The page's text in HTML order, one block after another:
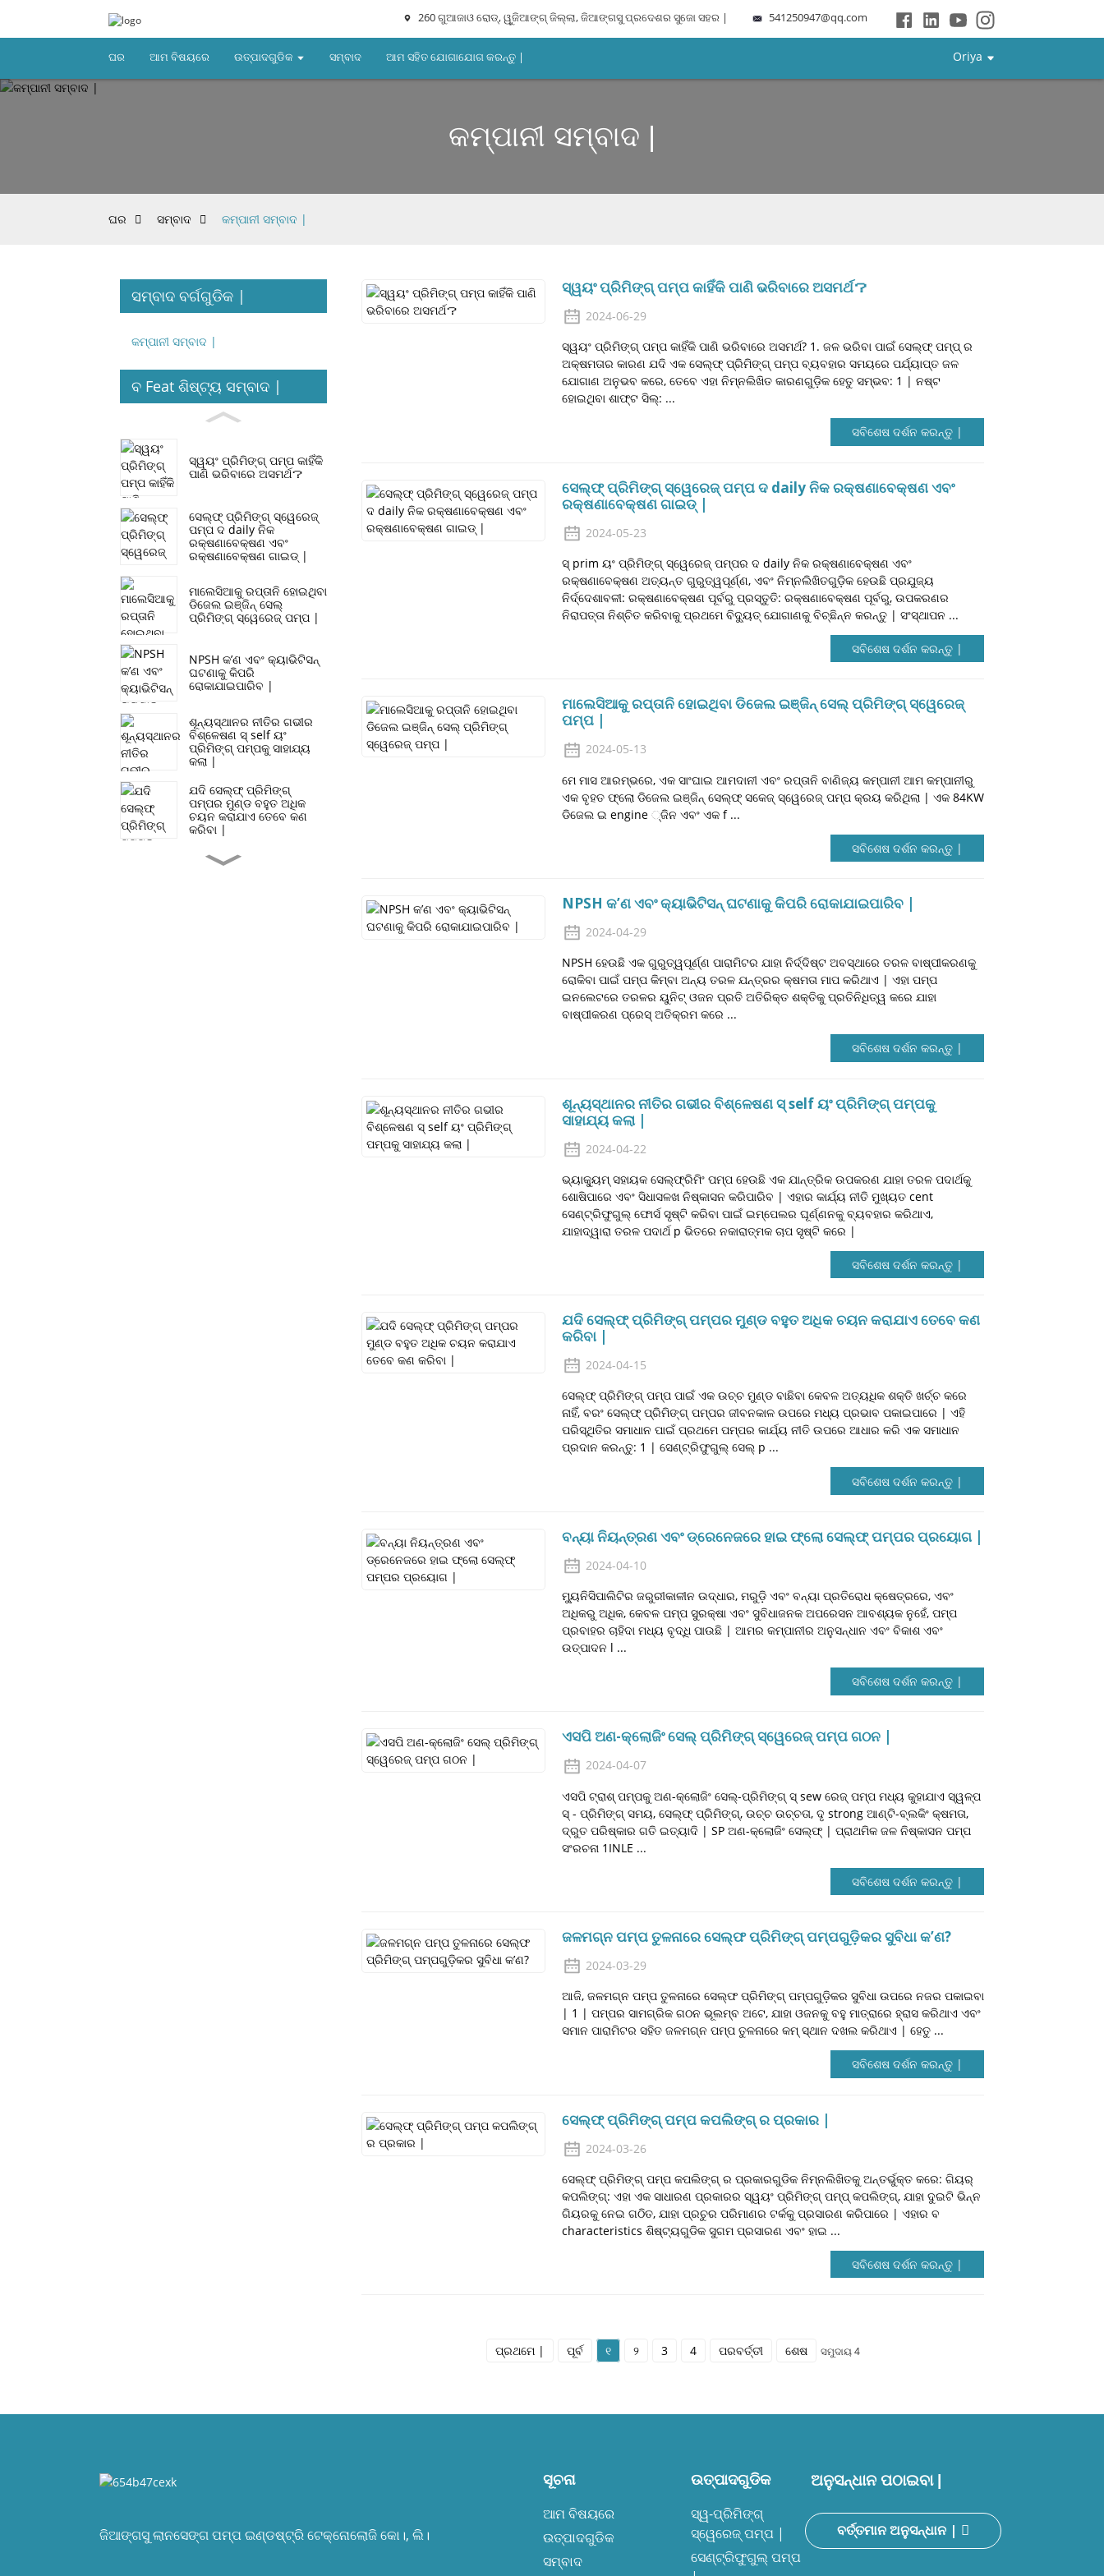
260 ଗୁଆଜାଓ ରୋଡ୍, ୱୁଜିଆଙ୍ଗ୍ ଜିଲ୍ଲା, ଜିଆଙ୍ଗସୁ ପ୍ରଦେଶର ସୁଜୋ ସହର | 541250947@qq.com
ଘର ଆମ ବିଷୟରେ ଉତ୍ପାଦଗୁଡିକ ସମ୍ବାଦ ଆମ ସହିତ ଯୋଗାଯୋଗ କରନ୍ତୁ | Oriya
କମ୍ପାନୀ ସମ୍ବାଦ |
ଘର ସମ୍ବାଦ କମ୍ପାନୀ ସମ୍ବାଦ |
ସମ୍ବାଦ ବର୍ଗଗୁଡିକ |
କମ୍ପାନୀ ସମ୍ବାଦ |
ବ Feat ଶିଷ୍ଟ୍ୟ ସମ୍ବାଦ |
ସ୍ୱୟଂ ପ୍ରିମିଙ୍ଗ୍ ପମ୍ପ କାହିଁକି
ପାଣି ଭରିବାରେ ଅସମର୍ଥ？
ସେଲ୍ଫ୍ ପ୍ରିମିଙ୍ଗ୍ ସ୍ୱେରେଜ୍
ପମ୍ପ ଦ daily ନିକ
ରକ୍ଷଣାବେକ୍ଷଣ ଏବଂ
ରକ୍ଷଣାବେକ୍ଷଣ ଗାଇଡ୍ |
ମାଲେସିଆକୁ ରପ୍ତାନି ହୋଇଥିବା
ଡିଜେଲ ଇଞ୍ଜିନ୍ ସେଲ୍
ପ୍ରିମିଙ୍ଗ୍ ସ୍ୱେରେଜ୍ ପମ୍ପ |
NPSH କ’ଣ ଏବଂ କ୍ୟାଭିଟିସନ୍
ଘଟଣାକୁ କିପରି
ରୋକାଯାଇପାରିବ |
ଶୂନ୍ୟସ୍ଥାନର ନୀତିର ଗଭୀର
ବିଶ୍ଳେଷଣ ସ୍ self ୟଂ
ପ୍ରିମିଙ୍ଗ୍ ପମ୍ପକୁ ସାହାଯ୍ୟ
କଲା |
ଯଦି ସେଲ୍ଫ୍ ପ୍ରିମିଙ୍ଗ୍
ପମ୍ପର ମୁଣ୍ଡ ବହୁତ ଅଧିକ
ଚୟନ କରାଯାଏ ତେବେ କଣ
କରିବା |
ବନ୍ୟା ନିୟନ୍ତ୍ରଣ ଏବଂ
ସ୍ୱୟଂ ପ୍ରିମିଙ୍ଗ୍ ପମ୍ପ କାହିଁକି ପାଣି ଭରିବାରେ ଅସମର୍ଥ？
2024-06-29
ସ୍ୱୟଂ ପ୍ରିମିଙ୍ଗ୍ ପମ୍ପ କାହିଁକି ପାଣି ଭରିବାରେ ଅସମର୍ଥ? 1. ଜଳ ଭରିବା ପାଇଁ ସେଲ୍ଫ୍ ପମ୍ପ୍ ର
ଅକ୍ଷମତାର କାରଣ ଯଦି ଏକ ସେଲ୍ଫ୍ ପ୍ରିମିଙ୍ଗ୍ ପମ୍ପ ବ୍ୟବହାର ସମୟରେ ପର୍ଯ୍ୟାପ୍ତ ଜଳ
ଯୋଗାଣ ଅନୁଭବ କରେ, ତେବେ ଏହା ନିମ୍ନଲିଖିତ କାରଣଗୁଡ଼ିକ ହେତୁ ସମ୍ଭବ: 1 | ନଷ୍ଟ
ହୋଇଥିବା ଶାଫ୍ଟ ସିଲ୍: ...
ସବିଶେଷ ଦର୍ଶନ କରନ୍ତୁ |
ସେଲ୍ଫ୍ ପ୍ରିମିଙ୍ଗ୍ ସ୍ୱେରେଜ୍ ପମ୍ପ ଦ daily ନିକ ରକ୍ଷଣାବେକ୍ଷଣ ଏବଂ
ରକ୍ଷଣାବେକ୍ଷଣ ଗାଇଡ୍ |
2024-05-23
ସ୍ prim ୟଂ ପ୍ରିମିଙ୍ଗ୍ ସ୍ୱେରେଜ୍ ପମ୍ପର ଦ daily ନିକ ରକ୍ଷଣାବେକ୍ଷଣ ଏବଂ
ରକ୍ଷଣାବେକ୍ଷଣ ଅତ୍ୟନ୍ତ ଗୁରୁତ୍ୱପୂର୍ଣ୍ଣ, ଏବଂ ନିମ୍ନଲିଖିତଗୁଡ଼ିକ ହେଉଛି ପ୍ରଯୁଜ୍ୟ
ନିର୍ଦ୍ଦେଶାବଳୀ: ରକ୍ଷଣାବେକ୍ଷଣ ପୂର୍ବରୁ ପ୍ରସ୍ତୁତି: ରକ୍ଷଣାବେକ୍ଷଣ ପୂର୍ବରୁ, ଉପକରଣର
ନିରାପତ୍ତା ନିଶ୍ଚିତ କରିବାକୁ ପ୍ରଥମେ ବିଦ୍ୟୁତ୍ ଯୋଗାଣକୁ ବିଚ୍ଛିନ୍ନ କରନ୍ତୁ | ସଂସ୍ଥାପନ ...
ସବିଶେଷ ଦର୍ଶନ କରନ୍ତୁ |
ମାଲେସିଆକୁ ରପ୍ତାନି ହୋଇଥିବା ଡିଜେଲ ଇଞ୍ଜିନ୍ ସେଲ୍ ପ୍ରିମିଙ୍ଗ୍ ସ୍ୱେରେଜ୍
ପମ୍ପ |
2024-05-13
ମେ ମାସ ଆରମ୍ଭରେ, ଏକ ସାଂଘାଇ ଆମଦାନୀ ଏବଂ ରପ୍ତାନି ବାଣିଜ୍ୟ କମ୍ପାନୀ ଆମ କମ୍ପାନୀରୁ
ଏକ ବୃହତ ଫ୍ଲୋ ଡିଜେଲ ଇଞ୍ଜିନ୍ ସେଲ୍ଫ୍ ସକେଜ୍ ସ୍ୱେରେଜ୍ ପମ୍ପ କ୍ରୟ କରିଥିଲା ​​| ଏକ 84KW
ଡିଜେଲ ଇ engine ୍ଜିନ ଏବଂ ଏକ f ...
ସବିଶେଷ ଦର୍ଶନ କରନ୍ତୁ |
NPSH କ’ଣ ଏବଂ କ୍ୟାଭିଟିସନ୍ ଘଟଣାକୁ କିପରି ରୋକାଯାଇପାରିବ |
2024-04-29
NPSH ହେଉଛି ଏକ ଗୁରୁତ୍ୱପୂର୍ଣ୍ଣ ପାରାମିଟର ଯାହା ନିର୍ଦ୍ଦିଷ୍ଟ ଅବସ୍ଥାରେ ତରଳ ବାଷ୍ପୀକରଣକୁ
ରୋକିବା ପାଇଁ ପମ୍ପ କିମ୍ବା ଅନ୍ୟ ତରଳ ଯନ୍ତ୍ରର କ୍ଷମତା ମାପ କରିଥାଏ | ଏହା ପମ୍ପ
ଇନଲେଟରେ ତରଳର ୟୁନିଟ୍ ଓଜନ ପ୍ରତି ଅତିରିକ୍ତ ଶକ୍ତିକୁ ପ୍ରତିନିଧିତ୍ୱ କରେ ଯାହା
ବାଷ୍ପୀକରଣ ପ୍ରେସ୍ ଅତିକ୍ରମ କରେ ...
ସବିଶେଷ ଦର୍ଶନ କରନ୍ତୁ |
ଶୂନ୍ୟସ୍ଥାନର ନୀତିର ଗଭୀର ବିଶ୍ଳେଷଣ ସ୍ self ୟଂ ପ୍ରିମିଙ୍ଗ୍ ପମ୍ପକୁ
ସାହାଯ୍ୟ କଲା |
2024-04-22
ଭ୍ୟାକ୍ୟୁମ୍ ସହାୟକ ସେଲ୍ଫ୍ରିମିଂ ପମ୍ପ ହେଉଛି ଏକ ଯାନ୍ତ୍ରିକ ଉପକରଣ ଯାହା ତରଳ ପଦାର୍ଥକୁ
ଶୋଷିପାରେ ଏବଂ ସିଧାସଳଖ ନିଷ୍କାସନ କରିପାରିବ | ଏହାର କାର୍ଯ୍ୟ ନୀତି ମୁଖ୍ୟତ cent
ସେଣ୍ଟ୍ରିଫୁଗୁଲ୍ ଫୋର୍ସ ସୃଷ୍ଟି କରିବା ପାଇଁ ଇମ୍ପେଲର ଘୂର୍ଣ୍ଣନକୁ ବ୍ୟବହାର କରିଥାଏ,
ଯାହାଦ୍ୱାରା ତରଳ ପଦାର୍ଥ p ଭିତରେ ନକାରାତ୍ମକ ଚାପ ସୃଷ୍ଟି କରେ |
ସବିଶେଷ ଦର୍ଶନ କରନ୍ତୁ |
ଯଦି ସେଲ୍ଫ୍ ପ୍ରିମିଙ୍ଗ୍ ପମ୍ପର ମୁଣ୍ଡ ବହୁତ ଅଧିକ ଚୟନ କରାଯାଏ ତେବେ କଣ
କରିବା |
2024-04-15
ସେଲ୍ଫ୍ ପ୍ରିମିଙ୍ଗ୍ ପମ୍ପ ପାଇଁ ଏକ ଉଚ୍ଚ ମୁଣ୍ଡ ବାଛିବା କେବଳ ଅତ୍ୟଧିକ ଶକ୍ତି ଖର୍ଚ୍ଚ କରେ
ନାହିଁ, ବରଂ ସେଲ୍ଫ୍ ପ୍ରିମିଙ୍ଗ୍ ପମ୍ପର ଜୀବନକାଳ ଉପରେ ମଧ୍ୟ ପ୍ରଭାବ ପକାଇପାରେ | ଏହି
ପରିସ୍ଥିତିର ସମାଧାନ ପାଇଁ ପ୍ରଥମେ ପମ୍ପର କାର୍ଯ୍ୟ ନୀତି ଉପରେ ଆଧାର କରି ଏକ ସମାଧାନ
ପ୍ରଦାନ କରନ୍ତୁ: 1 | ସେଣ୍ଟ୍ରିଫୁଗୁଲ୍ ସେଲ୍ p ...
ସବିଶେଷ ଦର୍ଶନ କରନ୍ତୁ |
ବନ୍ୟା ନିୟନ୍ତ୍ରଣ ଏବଂ ଡ୍ରେନେଜରେ ହାଇ ଫ୍ଲୋ ସେଲ୍ଫ୍ ପମ୍ପର ପ୍ରୟୋଗ |
2024-04-10
ମ୍ୟୁନିସିପାଲିଟିର ଜରୁରୀକାଳୀନ ଉଦ୍ଧାର, ମରୁଡ଼ି ଏବଂ ବନ୍ୟା ପ୍ରତିରୋଧ କ୍ଷେତ୍ରରେ, ଏବଂ
ଅଧିକରୁ ଅଧିକ, କେବଳ ପମ୍ପ ସୁରକ୍ଷା ଏବଂ ସୁବିଧାଜନକ ଅପରେସନ ଆବଶ୍ୟକ ନୁହେଁ, ପମ୍ପ
ପ୍ରବାହର ଚାହିଦା ମଧ୍ୟ ବୃଦ୍ଧି ପାଉଛି | ଆମର କମ୍ପାନୀର ଅନୁସନ୍ଧାନ ଏବଂ ବିକାଶ ଏବଂ
ଉତ୍ପାଦନ l ...
ସବିଶେଷ ଦର୍ଶନ କରନ୍ତୁ |
ଏସପି ଅଣ-କ୍ଲୋଜିଂ ସେଲ୍ ପ୍ରିମିଙ୍ଗ୍ ସ୍ୱେରେଜ୍ ପମ୍ପ ଗଠନ |
2024-04-07
ଏସପି ଟ୍ରାଶ୍ ପମ୍ପକୁ ଅଣ-କ୍ଲୋଜିଂ ସେଲ୍-ପ୍ରିମିଙ୍ଗ୍ ସ୍ sew ରେଜ୍ ପମ୍ପ ମଧ୍ୟ କୁହାଯାଏ ସ୍ୱଳ୍ପ
ସ୍ - ପ୍ରିମିଙ୍ଗ୍ ସମୟ, ସେଲ୍ଫ୍ ପ୍ରିମିଙ୍ଗ୍, ଉଚ୍ଚ ଉଚ୍ଚତା, ଦୃ strong ଆଣ୍ଟି-ବ୍ଲକିଂ କ୍ଷମତା,
ଦ୍ରୁତ ପରିଷ୍କାର ଗତି ଇତ୍ୟାଦି | SP ଅଣ-କ୍ଲୋଜିଂ ସେଲ୍ଫ୍ | ପ୍ରାଥମିକ ଜଳ ନିଷ୍କାସନ ପମ୍ପ
ସଂରଚନା 1INLE ...
ସବିଶେଷ ଦର୍ଶନ କରନ୍ତୁ |
ଜଳମଗ୍ନ ପମ୍ପ ତୁଳନାରେ ସେଲ୍ଫ ପ୍ରିମିଙ୍ଗ୍ ପମ୍ପଗୁଡ଼ିକର ସୁବିଧା କ’ଣ?
2024-03-29
ଆଜି, ଜଳମଗ୍ନ ପମ୍ପ ତୁଳନାରେ ସେଲ୍ଫ ପ୍ରିମିଙ୍ଗ୍ ପମ୍ପଗୁଡ଼ିକର ସୁବିଧା ଉପରେ ନଜର ପକାଇବା
| 1 | ପମ୍ପର ସାମଗ୍ରିକ ଗଠନ ଭୂଲମ୍ବ ଅଟେ, ଯାହା ଓଜନକୁ ବହୁ ମାତ୍ରାରେ ହ୍ରାସ କରିଥାଏ ଏବଂ
ସମାନ ପାରାମିଟର ସହିତ ଜଳମଗ୍ନ ପମ୍ପ ତୁଳନାରେ କମ୍ ସ୍ଥାନ ଦଖଲ କରିଥାଏ | ହେତୁ ...
ସବିଶେଷ ଦର୍ଶନ କରନ୍ତୁ |
ସେଲ୍ଫ୍ ପ୍ରିମିଙ୍ଗ୍ ପମ୍ପ କପଲିଙ୍ଗ୍ ର ପ୍ରକାର |
2024-03-26
ସେଲ୍ଫ୍ ପ୍ରିମିଙ୍ଗ୍ ପମ୍ପ କପଲିଙ୍ଗ୍ ର ପ୍ରକାରଗୁଡିକ ନିମ୍ନଲିଖିତକୁ ଅନ୍ତର୍ଭୁକ୍ତ କରେ: ଗିୟର୍
କପଲିଙ୍ଗ୍: ଏହା ଏକ ସାଧାରଣ ପ୍ରକାରର ସ୍ୱୟଂ ପ୍ରିମିଙ୍ଗ୍ ପମ୍ପ୍ କପଲିଙ୍ଗ୍, ଯାହା ଦୁଇଟି ଭିନ୍ନ
ଗିୟରକୁ ନେଇ ଗଠିତ, ଯାହା ପ୍ରଚୁର ପରିମାଣର ଟର୍କକୁ ପ୍ରସାରଣ କରିପାରେ | ଏହାର ବ
characteristics ଶିଷ୍ଟ୍ୟଗୁଡିକ ସୁଗମ ପ୍ରସାରଣ ଏବଂ ହାଇ ...
ସବିଶେଷ ଦର୍ଶନ କରନ୍ତୁ |
ପ୍ରଥମେ | ପୂର୍ବ ୧ ୨ 3 4 ପରବର୍ତ୍ତୀ ଶେଷ ସମୁଦାୟ 4
ଜିଆଙ୍ଗସୁ ଲାନସେଙ୍ଗ ପମ୍ପ ଇଣ୍ଡଷ୍ଟ୍ରି ଟେକ୍ନୋଲୋଜି କୋ।, ଲି।
ସୂଚନା
ଆମ ବିଷୟରେ
ଉତ୍ପାଦଗୁଡିକ
ସମ୍ବାଦ
ଉତ୍ପାଦଗୁଡିକ
ସ୍ୱ-ପ୍ରିମିଙ୍ଗ୍
ସ୍ୱେରେଜ୍ ପମ୍ପ |
ସେଣ୍ଟ୍ରିଫୁଗୁଲ୍ ପମ୍ପ
ଅନୁସନ୍ଧାନ ପଠାଇବା |
ବର୍ତ୍ତମାନ ଅନୁସନ୍ଧାନ |